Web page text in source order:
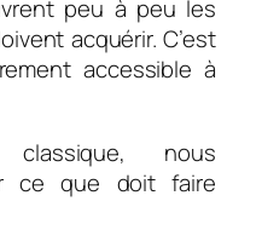
peu à peu les
acquérir. C’est
accessible à
classique, nous
ce que doit faire